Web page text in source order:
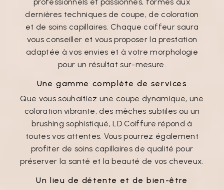
professionnels et passionnés, formés aux
dernières techniques de coupe, de coloration
et de soins capillaires. Chaque coiffeur saura
vous conseiller et vous proposer la prestation
adaptée à vos envies et à votre morphologie
pour un résultat sur-mesure.
Une gamme complète de services
Que vous souhaitiez une coupe dynamique, une
coloration vibrante, des mèches subtiles ou un
brushing sophistiqué, LD Coiffure répond à
toutes vos attentes. Vous pourrez également
profiter de soins capillaires de qualité pour
préserver la santé et la beauté de vos cheveux.
Un lieu de détente et de bien-être